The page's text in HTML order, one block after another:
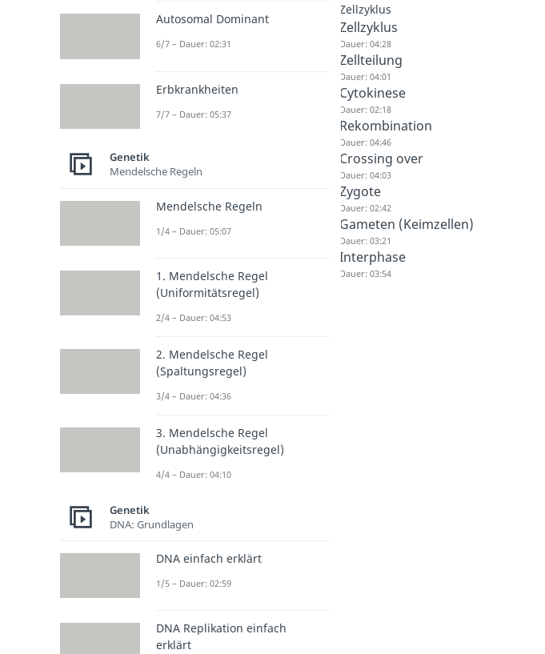
Zellzyklus
Zellzyklus
Dauer: 04:28
Zellteilung
Dauer: 04:01
Cytokinese
Dauer: 02:18
Rekombination
Dauer: 04:46
Crossing over
Dauer: 04:03
Zygote
Dauer: 02:42
Gameten (Keimzellen)
Dauer: 03:21
Interphase
Dauer: 03:54
Autosomal Dominant
6/7 – Dauer: 02:31
Erbkrankheiten
7/7 – Dauer: 05:37
Genetik
Mendelsche Regeln
Mendelsche Regeln
1/4 – Dauer: 05:07
1. Mendelsche Regel
(Uniformitätsregel)
2/4 – Dauer: 04:53
2. Mendelsche Regel
(Spaltungsregel)
3/4 – Dauer: 04:36
3. Mendelsche Regel
(Unabhängigkeitsregel)
4/4 – Dauer: 04:10
Genetik
DNA: Grundlagen
DNA einfach erklärt
1/5 – Dauer: 02:59
DNA Replikation einfach
erklärt